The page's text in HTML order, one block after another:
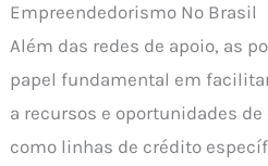
Empreendedorismo No Brasil
Além das redes de apoio, as
papel fundamental em
a recursos e oportunidades
como linhas de crédito